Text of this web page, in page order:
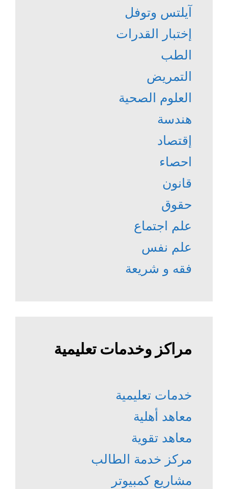
آيلتس وتوفل
إختبار القدرات
الطب
التمريض
العلوم الصحية
هندسة
إقتصاد
احصاء
قانون
حقوق
علم اجتماع
علم نفس
فقه و شريعة
مراكز وخدمات تعليمية
خدمات تعليمية
معاهد أهلية
معاهد تقوية
مركز خدمة الطالب
مشاريع كمبيوتر